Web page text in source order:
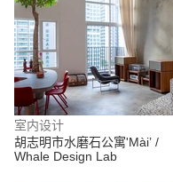
室内设计
胡志明市水磨石公寓'Mài’ /
Whale Design Lab